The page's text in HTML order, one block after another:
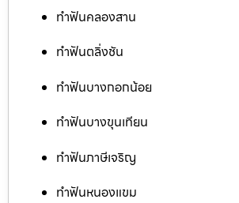
ทำฟันคลองสาน
ทำฟันตลิ่งชัน
ทำฟันบางกอกน้อย
ทำฟันบางขุนเทียน
ทำฟันภาษีเจริญ
ทำฟันหนองแขม